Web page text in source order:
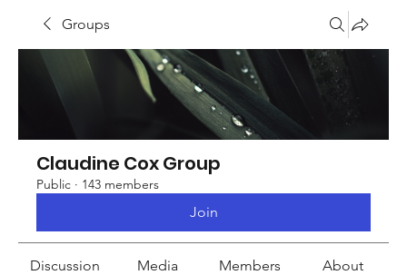
Groups
Claudine Cox Group
Public · 143 members
Join
Discussion Media Members About